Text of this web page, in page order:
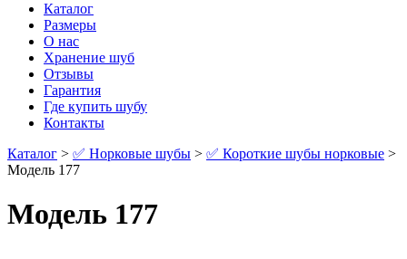
Каталог
Размеры
О нас
Хранение шуб
Отзывы
Гарантия
Где купить шубу
Контакты
Каталог > ✅ Норковые шубы > ✅ Короткие шубы норковые >
Модель 177
Модель 177